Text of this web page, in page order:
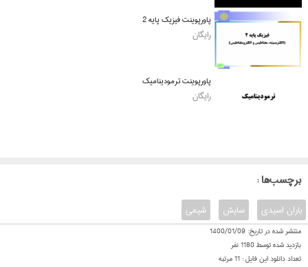
پاورپوینت فیزیک پایه 2
رایگان
پاورپوینت ترمودینامیک
رایگان
: برچسب‌ها
شیمی سایش باران اسیدی
منتشر شده در تاریخ: 1400/01/09
بازدید شده توسط1180نفر
تعداد دانلود این فایل : 11مرتبه